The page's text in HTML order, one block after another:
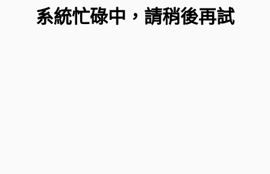
系統忙碌中，請稍後再試